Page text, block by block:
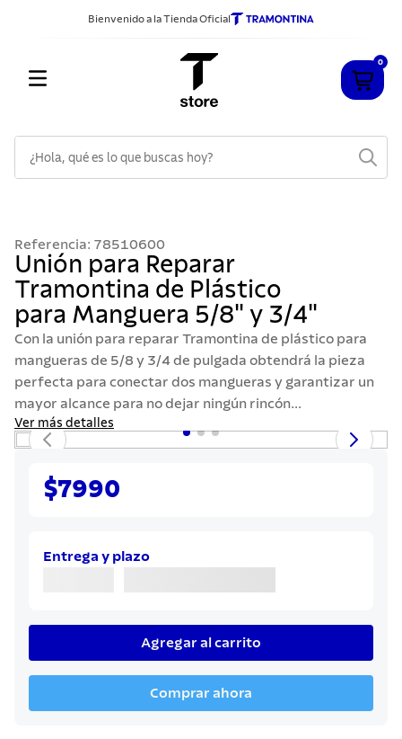
Bienvenido a la Tienda Oficial
0
Referencia: 78510600
Unión para Reparar
Tramontina de Plástico
para Manguera 5/8" y 3/4"
Con la unión para reparar Tramontina de plástico para
mangueras de 5/8 y 3/4 de pulgada obtendrá la pieza
perfecta para conectar dos mangueras y garantizar un
mayor alcance para no dejar ningún rincón...
Ver más detalles
$7990
Entrega y plazo
Agregar al carrito
Comprar ahora
2.
sarten
3.
cubiertos
4.
ollas
acero inoxidable
6.
grano
7.
442
solar
cuchillo